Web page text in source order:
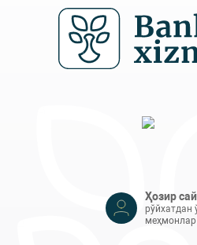
Ҳозир
рўйхатдан
меҳмонлар